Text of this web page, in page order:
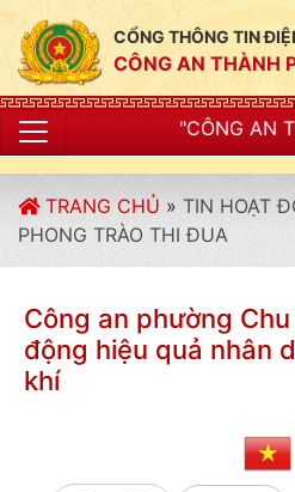
CỔNG THÔNG TIN
CÔNG AN THÀNH
"CÔNG AN THÀNH PHỐ HẢI
TRANG CHỦ » TIN HOẠT
PHONG TRÀO THI ĐUA
Công an phường Chu
động hiệu quả nhân
khí